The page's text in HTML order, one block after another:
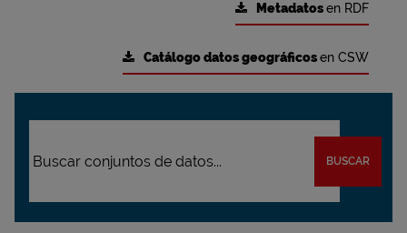
Metadatosen RDF
Catálogo datos geográficosen CSW
BUSCAR